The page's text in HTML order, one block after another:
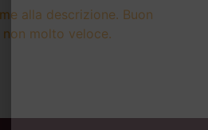
alla descrizione. Buon
molto veloce.